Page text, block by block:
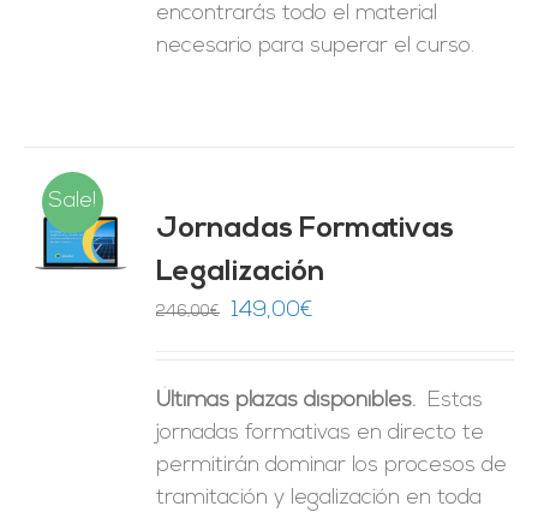
encontrarás todo el material
necesario para superar el curso.
Sale!
Jornadas Formativas
Legalización
246,00€
El
era:
246,00€.
149,00€
es:
149,00€.
Últimas plazas disponibles. Estas
jornadas formativas en directo te
permitirán dominar los procesos de
tramitación y legalización en toda